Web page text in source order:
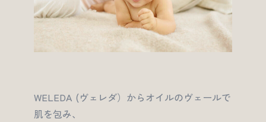
WELEDA (ヴェレダ）からオイルのヴェールで
肌を包み、